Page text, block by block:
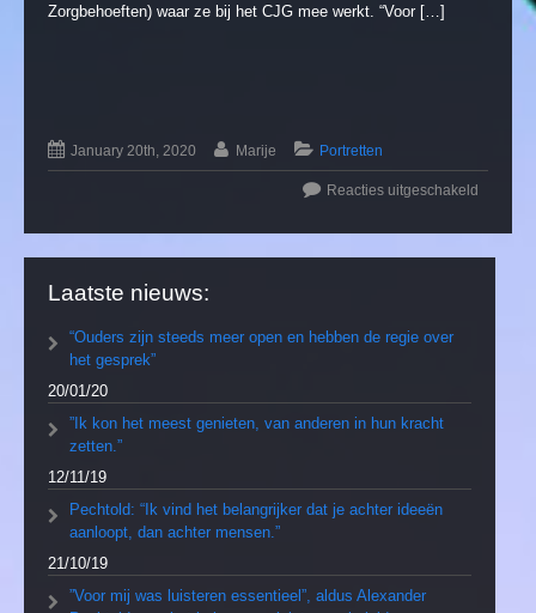
Zorgbehoeften) waar ze bij het CJG mee werkt. “Voor […]
January 20th, 2020 Marije Portretten
Reacties uitgeschakeld
Laatste nieuws:
“Ouders zijn steeds meer open en hebben de regie over
het gesprek”
20/01/20
”Ik kon het meest genieten, van anderen in hun kracht
zetten.”
12/11/19
Pechtold: “Ik vind het belangrijker dat je achter ideeën
aanloopt, dan achter mensen.”
21/10/19
”Voor mij was luisteren essentieel”, aldus Alexander